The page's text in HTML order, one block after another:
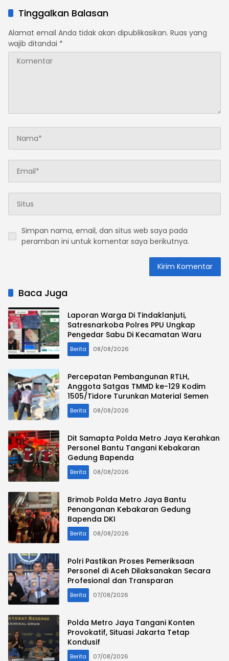
Tinggalkan Balasan
Alamat email Anda tidak akan dipublikasikan. Ruas yang
wajib ditandai *
Simpan nama, email, dan situs web saya pada
peramban ini untuk komentar saya berikutnya.
Baca Juga
Laporan Warga Di Tindaklanjuti,
Satresnarkoba Polres PPU Ungkap
Pengedar Sabu Di Kecamatan Waru
Berita 08/08/2026
Percepatan Pembangunan RTLH,
Anggota Satgas TMMD ke-129 Kodim
1505/Tidore Turunkan Material Semen
Berita 08/08/2026
Dit Samapta Polda Metro Jaya Kerahkan
Personel Bantu Tangani Kebakaran
Gedung Bapenda
Berita 08/08/2026
Brimob Polda Metro Jaya Bantu
Penanganan Kebakaran Gedung
Bapenda DKI
Berita 08/08/2026
Polri Pastikan Proses Pemeriksaan
Personel di Aceh Dilaksanakan Secara
Profesional dan Transparan
Berita 07/08/2026
Polda Metro Jaya Tangani Konten
Provokatif, Situasi Jakarta Tetap
Kondusif
Berita 07/08/2026